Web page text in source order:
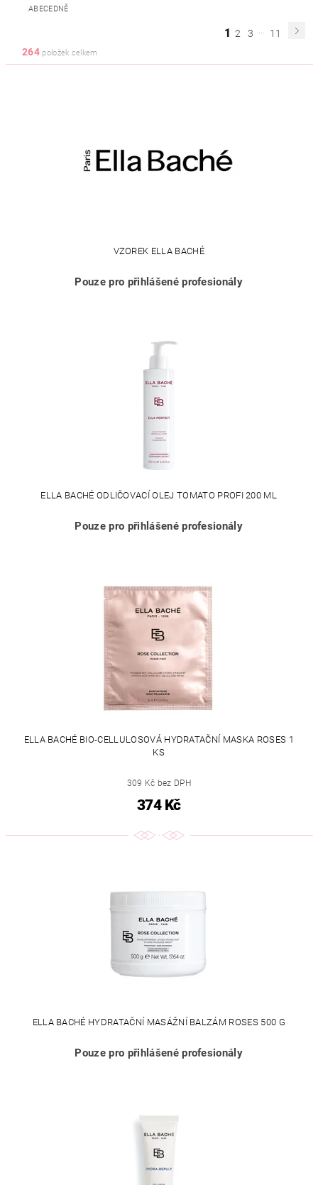
ABECEDNĚ
1 2 3
11
264položek celkem
VZOREK ELLA BACHÉ
Pouze pro přihlášené profesionály
ELLA BACHÉ ODLIČOVACÍ OLEJ TOMATO PROFI 200 ML
Pouze pro přihlášené profesionály
ELLA BACHÉ BIO-CELLULOSOVÁ HYDRATAČNÍ MASKA ROSES 1
KS
309 Kč bez DPH
374 Kč
ELLA BACHÉ HYDRATAČNÍ MASÁŽNÍ BALZÁM ROSES 500 G
Pouze pro přihlášené profesionály